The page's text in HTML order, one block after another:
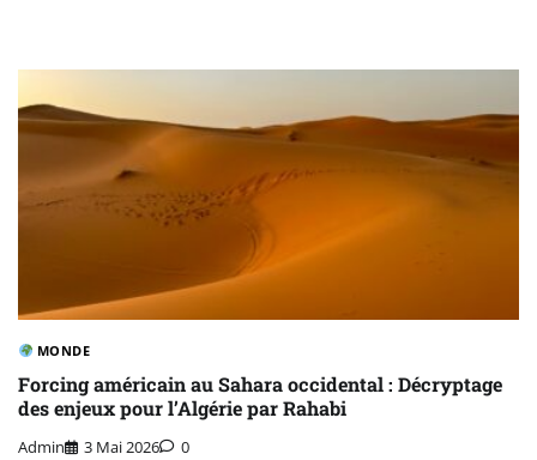
MONDE
Forcing américain au Sahara occidental : Décryptage
des enjeux pour l’Algérie par Rahabi
Admin 3 Mai 2026 0